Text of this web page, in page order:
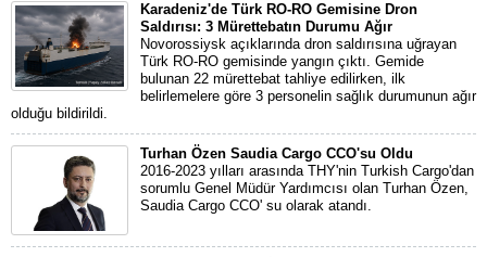
Karadeniz'de Türk RO-RO Gemisine Dron
Saldırısı: 3 Mürettebatın Durumu Ağır
Novorossiysk açıklarında dron saldırısına uğrayan
Türk RO-RO gemisinde yangın çıktı. Gemide
bulunan 22 mürettebat tahliye edilirken, ilk
belirlemelere göre 3 personelin sağlık durumunun ağır
olduğu bildirildi.
Turhan Özen Saudia Cargo CCO'su Oldu
2016-2023 yılları arasında THY'nin Turkish Cargo'dan
sorumlu Genel Müdür Yardımcısı olan Turhan Özen,
Saudia Cargo CCO' su olarak atandı.